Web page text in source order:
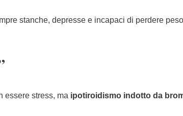
stanche, depresse e incapaci di perdere
essere stress, ma ipotiroidismo indotto da